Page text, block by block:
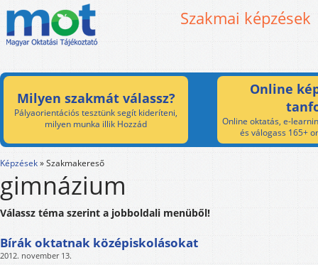
Szakmai képzések
Milyen szakmát válassz?
Pályaorientációs tesztünk segít kideríteni,
milyen munka illik Hozzád
Online
Online oktatás, e-
és válogass 165+
Képzések»Szakmakereső
gimnázium
Válassz téma szerint a jobboldali menüből!
Bírák oktatnak középiskolásokat
2012. november 13.